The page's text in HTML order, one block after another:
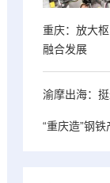
重庆：放大
融合发展
渝摩出海：
“重庆造”钢